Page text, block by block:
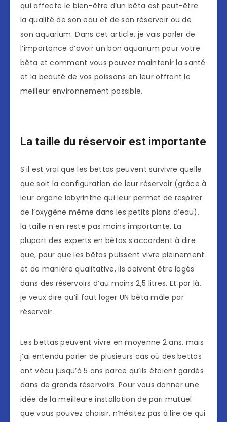
qui affecte le bien-être d’un bêta est peut-être
la qualité de son eau et de son réservoir ou de
son aquarium. Dans cet article, je vais parler de
l’importance d’avoir un bon aquarium pour votre
bêta et comment vous pouvez maintenir la santé
et la beauté de vos poissons en leur offrant le
meilleur environnement possible.
La taille du réservoir est importante
S’il est vrai que les bettas peuvent survivre quelle
que soit la configuration de leur réservoir (grâce à
leur organe labyrinthe qui leur permet de respirer
de l’oxygène même dans les petits plans d’eau),
la taille n’en reste pas moins importante. La
plupart des experts en bêtas s’accordent à dire
que, pour que les bêtas puissent vivre pleinement
et de manière qualitative, ils doivent être logés
dans des réservoirs d’au moins 2,5 litres. Et par là,
je veux dire qu’il faut loger UN bêta mâle par
réservoir.
Les bettas peuvent vivre en moyenne 2 ans, mais
j’ai entendu parler de plusieurs cas où des bettas
ont vécu jusqu’à 5 ans parce qu’ils étaient gardés
dans de grands réservoirs. Pour vous donner une
idée de la meilleure installation de pari mutuel
que vous pouvez choisir, n’hésitez pas à lire ce qui